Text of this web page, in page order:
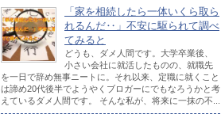
「家を相続したら一体いくら取ら
れるんだ‥」不安に駆られて調べ
てみると
どうも、ダメ人間です。大学卒業後、
小さい会社に就活したものの、就職先
を一日で辞め無事ニートに。それ以来、定職に就くこと
は諦め20代後半でようやくブロガーにでもなろうかと考
えているダメ人間です。 そんな私が、将来に一抹の不...